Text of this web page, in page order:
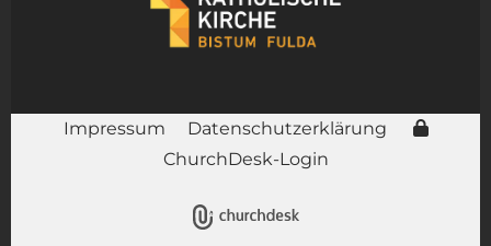
Impressum
Datenschutzerklärung
ChurchDesk-Login